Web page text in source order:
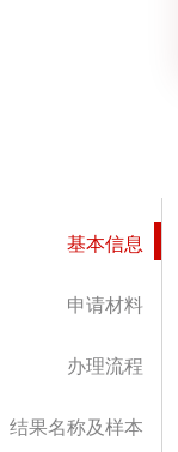
基本信息
申请材料
办理流程
结果名称及样本